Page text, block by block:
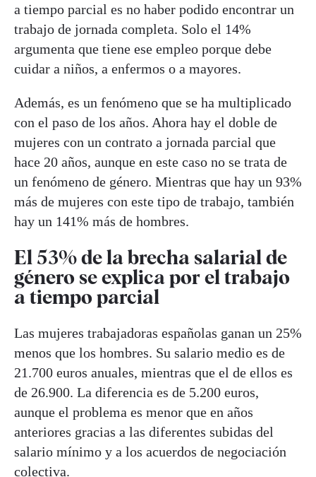
a tiempo parcial es no haber podido encontrar un
trabajo de jornada completa. Solo el 14%
argumenta que tiene ese empleo porque debe
cuidar a niños, a enfermos o a mayores.
Además, es un fenómeno que se ha multiplicado
con el paso de los años. Ahora hay el doble de
mujeres con un contrato a jornada parcial que
hace 20 años, aunque en este caso no se trata de
un fenómeno de género. Mientras que hay un 93%
más de mujeres con este tipo de trabajo, también
hay un 141% más de hombres.
El 53% de la brecha salarial de
género se explica por el trabajo
a tiempo parcial
Las mujeres trabajadoras españolas ganan un 25%
menos que los hombres. Su salario medio es de
21.700 euros anuales, mientras que el de ellos es
de 26.900. La diferencia es de 5.200 euros,
aunque el problema es menor que en años
anteriores gracias a las diferentes subidas del
salario mínimo y a los acuerdos de negociación
colectiva.